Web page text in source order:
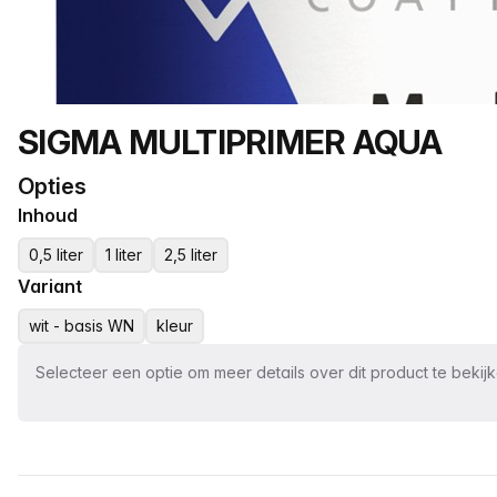
Productnaam
SIGMA MULTIPRIMER AQUA
Opties
Inhoud
0,5 liter 1 liter 2,5 liter
Variant
wit - basis WN kleur
Selecteer een optie om meer details over dit product te